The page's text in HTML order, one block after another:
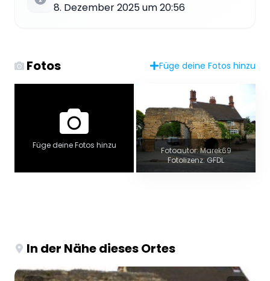
8. Dezember 2025 um 20:56
Fotos Füge deine Fotos hinzu
Füge deine Fotos hinzu
Fotoautor: Marek69
Fotolizenz: GFDL
In der Nähe dieses Ortes